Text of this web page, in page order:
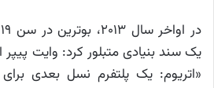
یک سند بنیادی متبلور کرد: وایت پیپر
«اتریوم: یک پلتفرم نسل بعدی